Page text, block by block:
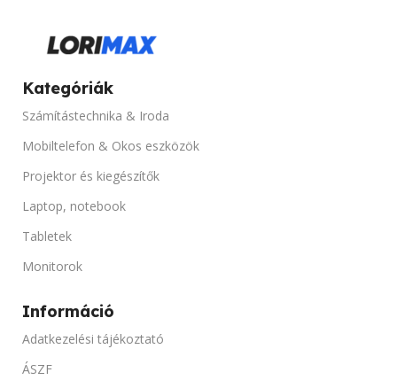
TÁRHELY
256GB
OPTIKAI MEGHAJTÓ
DVD-RW
GRAFIKUS VEZÉRLÖ
PORTOK
Kategóriák
Számítástechnika & Iroda
Mobiltelefon & Okos eszközök
Projektor és kiegészítők
Laptop, notebook
Tabletek
Monitorok
Információ
Adatkezelési tájékoztató
ÁSZF